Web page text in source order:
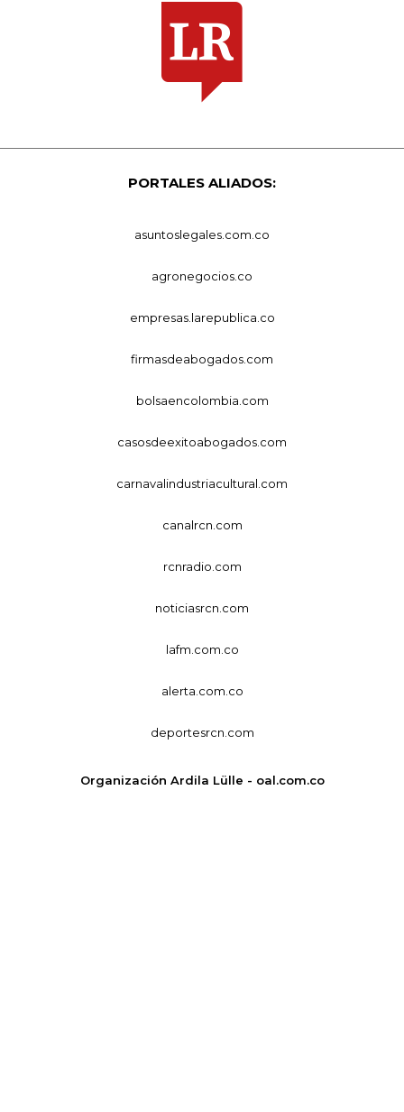
PORTALES ALIADOS:
asuntoslegales.com.co
agronegocios.co
empresas.larepublica.co
firmasdeabogados.com
bolsaencolombia.com
casosdeexitoabogados.com
carnavalindustriacultural.com
canalrcn.com
rcnradio.com
noticiasrcn.com
lafm.com.co
alerta.com.co
deportesrcn.com
Organización Ardila Lülle - oal.com.co